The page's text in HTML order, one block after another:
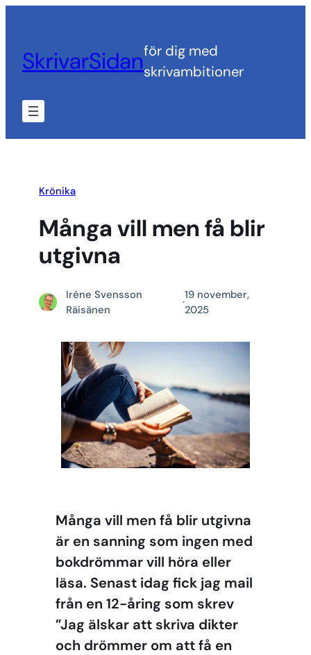
innehåll
SkrivarSidanför dig med
skrivambitioner
Krönika
Många vill men få blir
utgivna
Iréne Svensson
Räisänen
·
19 november,
2025
Många vill men få blir utgivna
är en sanning som ingen med
bokdrömmar vill höra eller
läsa. Senast idag fick jag mail
från en 12-åring som skrev
”Jag älskar att skriva dikter
och drömmer om att få en